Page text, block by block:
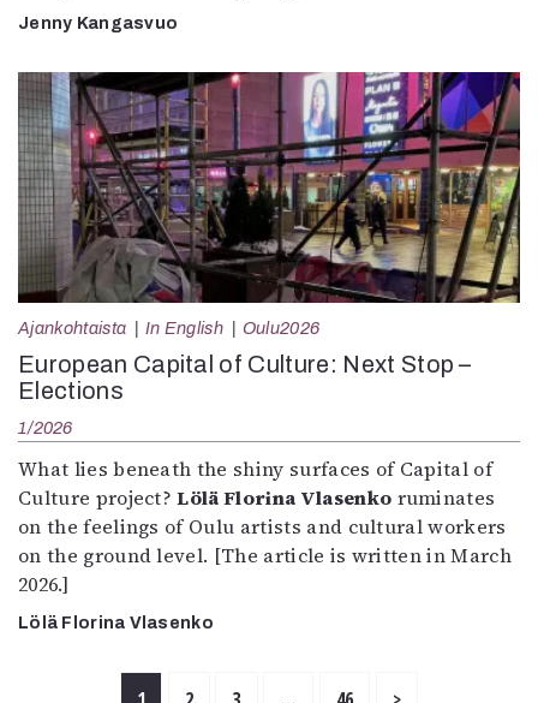
Jenny Kangasvuo
Ajankohtaista In English Oulu2026
European Capital of Culture: Next Stop –
Elections
1/2026
What lies beneath the shiny surfaces of Capital of
Culture project?Lölä Florina Vlasenko ruminates
on the feelings of Oulu artists and cultural workers
on the ground level. [The article is written in March
2026.]
Lölä Florina Vlasenko